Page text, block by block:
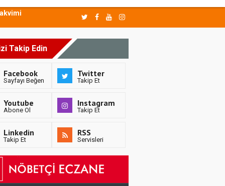
Takip Edin
Facebook
Sayfayı Beğen
Twitter
Takip Et
Youtube
Abone Ol
Instagram
Takip Et
Linkedin
Takip Et
RSS
Servisleri